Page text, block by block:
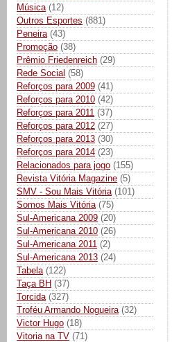
Música (12)
Outros Esportes (881)
Peneira (43)
Promoção (38)
Prêmio Friedenreich (29)
Rede Social (58)
Reforços para 2009 (41)
Reforços para 2010 (42)
Reforços para 2011 (37)
Reforços para 2012 (27)
Reforços para 2013 (30)
Reforços para 2014 (23)
Relacionados para jogo (155)
Revista Vitória Magazine (5)
SMV - Sou Mais Vitória (101)
Somos Mais Vitória (75)
Sul-Americana 2009 (20)
Sul-Americana 2010 (26)
Sul-Americana 2011 (2)
Sul-Americana 2013 (24)
Tabela (122)
Taça BH (37)
Torcida (327)
Troféu Armando Nogueira (32)
Victor Hugo (18)
Vitoria na TV (71)